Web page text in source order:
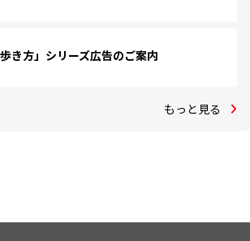
歩き方」シリーズ広告のご案内
もっと見る